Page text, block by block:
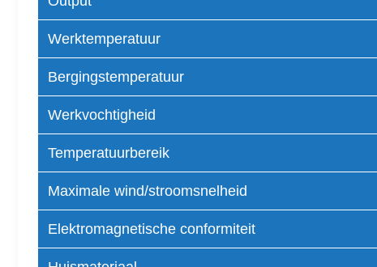
Werktemperatuur
Bergingstemperatuur
Werkvochtigheid
Temperatuurbereik
Maximale wind/stroomsnelheid
Elektromagnetische conformiteit